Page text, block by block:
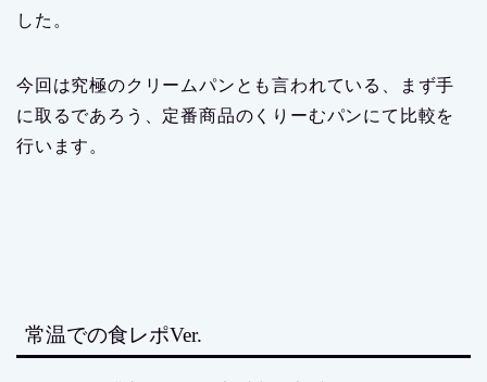
した。
今回は究極のクリームパンとも言われている、まず手
に取るであろう、定番商品のくりーむパンにて比較を
行います。
常温での食レポVer.